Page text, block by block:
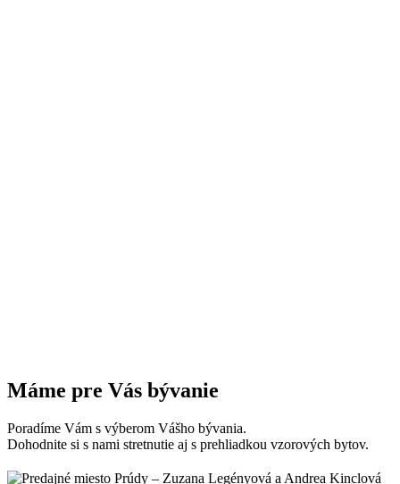
Máme pre Vás bývanie
Poradíme Vám s výberom Vášho bývania.
Dohodnite si s nami stretnutie aj s prehliadkou vzorových bytov.